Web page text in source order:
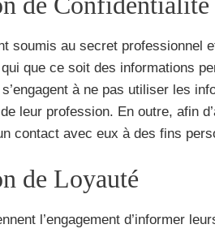
soumis au secret professionnel
que ce soit des informations
à ne pas utiliser les
leur profession. En outre, afin
contact avec eux à des fins
de Loyauté
l’engagement d’informer